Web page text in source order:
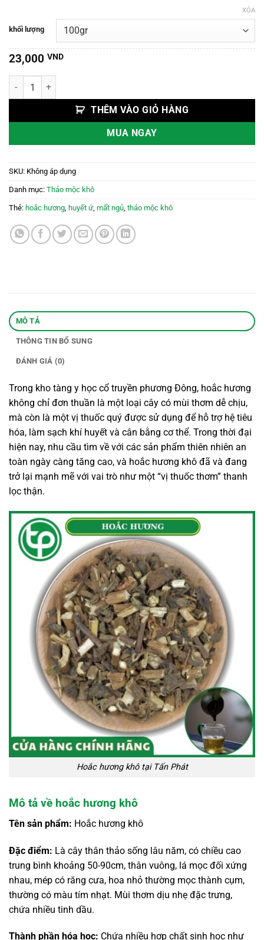
khối lượng
XÓA
23,000 VND
Hoắc Hương số lượng
THÊM VÀO GIỎ HÀNG
MUA NGAY
SKU: Không áp dụng
Danh mục: Thảo mộc khô
Thẻ: hoắc hương huyết ứ, mất ngủ thảo mộc khô
MÔ TẢ
THÔNG TIN BỔ SUNG
ĐÁNH GIÁ (0)
Trong kho tàng y học cổ truyền phương Đông, hoắc hương
không chỉ đơn thuần là một loại cây có mùi thơm dễ chịu,
mà còn là một vị thuốc quý được sử dụng để hỗ trợ hệ tiêu
hóa, làm sạch khí huyết và cân bằng cơ thể. Trong thời đại
hiện nay, nhu cầu tìm về với các sản phẩm thiên nhiên an
toàn ngày càng tăng cao, và hoắc hương khô đã và đang
trở lại mạnh mẽ với vai trò như một “vị thuốc thơm” thanh
lọc thận.
Hoắc hương khô tại Tấn Phát
Mô tả về hoắc hương khô
Tên sản phẩm: Hoắc hương khô
Đặc điểm: Là cây thân thảo sống lâu năm, có chiều cao
trung bình khoảng 50-90cm, thân vuông, lá mọc đối xứng
nhau, mép có răng cưa, hoa nhỏ thường mọc thành cụm,
thường có màu tím nhạt. Mùi thơm dịu nhẹ đặc trưng,
chứa nhiều tinh dầu.
Thành phần hóa học: Chứa nhiều hợp chất sinh học như